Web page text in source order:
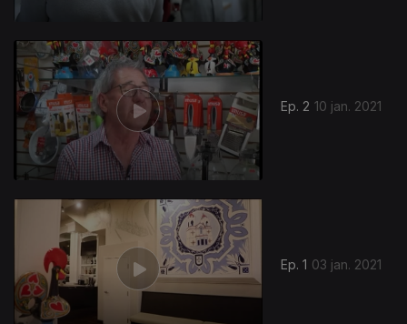
Ep. 2 10 jan. 2021
Ep. 1 03 jan. 2021
517067